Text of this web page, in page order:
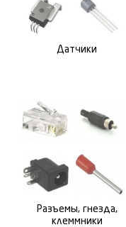
Датчики
Разъемы, гнезда,
клеммники